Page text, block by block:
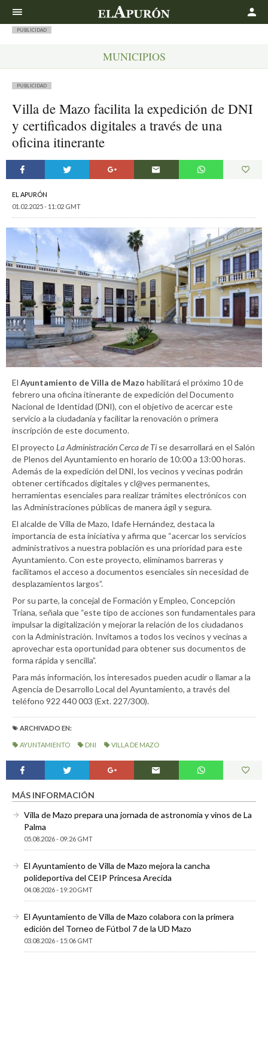
PUBLICIDAD
MUNICIPIOS
PUBLICIDAD
Villa de Mazo facilita la expedición de DNI
y certificados digitales a través de una
oficina itinerante
EL APURÓN
01.02.2025 - 11:02 GMT
El Ayuntamiento de Villa de Mazo habilitará el próximo 10 de
febrero una oficina itinerante de expedición del Documento
Nacional de Identidad (DNI), con el objetivo de acercar este
servicio a la ciudadanía y facilitar la renovación o primera
inscripción de este documento.
El proyecto La Administración Cerca de Ti se desarrollará en el Salón
de Plenos del Ayuntamiento en horario de 10:00 a 13:00 horas.
Además de la expedición del DNI, los vecinos y vecinas podrán
obtener certificados digitales y cl@ves permanentes,
herramientas esenciales para realizar trámites electrónicos con
las Administraciones públicas de manera ágil y segura.
El alcalde de Villa de Mazo, Idafe Hernández, destaca la
importancia de esta iniciativa y afirma que “acercar los servicios
administrativos a nuestra población es una prioridad para este
Ayuntamiento. Con este proyecto, eliminamos barreras y
facilitamos el acceso a documentos esenciales sin necesidad de
desplazamientos largos”.
Por su parte, la concejal de Formación y Empleo, Concepción
Triana, señala que “este tipo de acciones son fundamentales para
impulsar la digitalización y mejorar la relación de los ciudadanos
con la Administración. Invitamos a todos los vecinos y vecinas a
aprovechar esta oportunidad para obtener sus documentos de
forma rápida y sencilla”.
Para más información, los interesados pueden acudir o llamar a la
Agencia de Desarrollo Local del Ayuntamiento, a través del
teléfono 922 440 003 (Ext. 227/300).
ARCHIVADO EN:
AYUNTAMIENTO DNI VILLA DE MAZO
MÁS INFORMACIÓN
Villa de Mazo prepara una jornada de astronomía y vinos de La
Palma
05.08.2026 - 09:26 GMT
El Ayuntamiento de Villa de Mazo mejora la cancha
polideportiva del CEIP Princesa Arecida
04.08.2026 - 19:20 GMT
El Ayuntamiento de Villa de Mazo colabora con la primera
edición del Torneo de Fútbol 7 de la UD Mazo
03.08.2026 - 15:06 GMT